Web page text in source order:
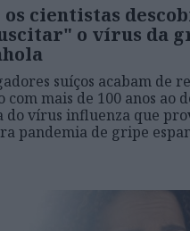
os cientistas
o vírus da
suíços acabam de
com mais de 100 anos ao
do vírus influenza que
pandemia de gripe